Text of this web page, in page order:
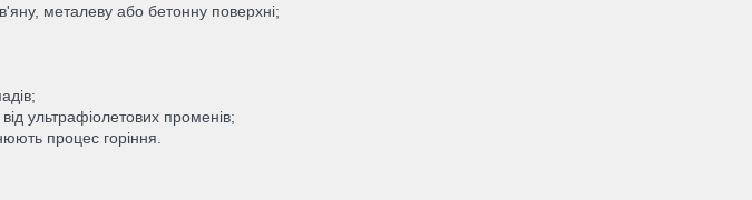
металеву або бетонну поверхні;
ультрафіолетових променів;
процес горіння.